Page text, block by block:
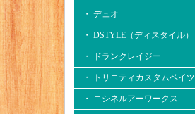
・ デュオ
・ DSTYLE（ディスタイル）
・ ドランクレイジー
・ トリニティカスタムベイツ
・ ニシネルアーワークス